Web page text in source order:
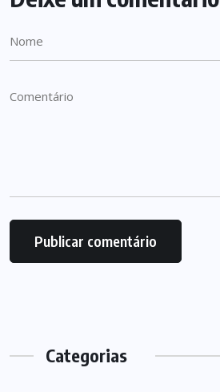
Categorias